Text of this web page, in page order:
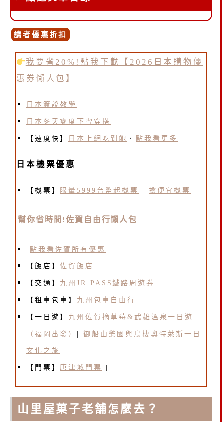
讀者優惠折扣
我要省20%!點我下載【2026日本購物優
惠券懶人包】
日本簽證教學
日本冬天零度下雪穿搭
【速度快】 日本上網吃到飽 ． 點我看更多
日本機票優惠
【機票】 限量5999台幣起機票 | 撿便宜機票
幫你省時間!佐賀自由行懶人包
點我看佐賀所有優惠
【 飯店 】 佐賀飯店
【交通】 九州JR PASS鐵路周遊券
【租車包車】 九州包車自由行
【一日遊】 九州佐賀摘草莓&武雄溫泉一日遊
（福岡出發） 御船山樂園與鳥棲奧特萊斯一日
文化之旅
【門票】 唐津城門票
山里屋菓子老舗怎麼去？